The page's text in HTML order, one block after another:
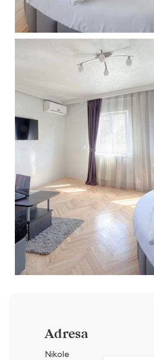
Adresa
Nikole